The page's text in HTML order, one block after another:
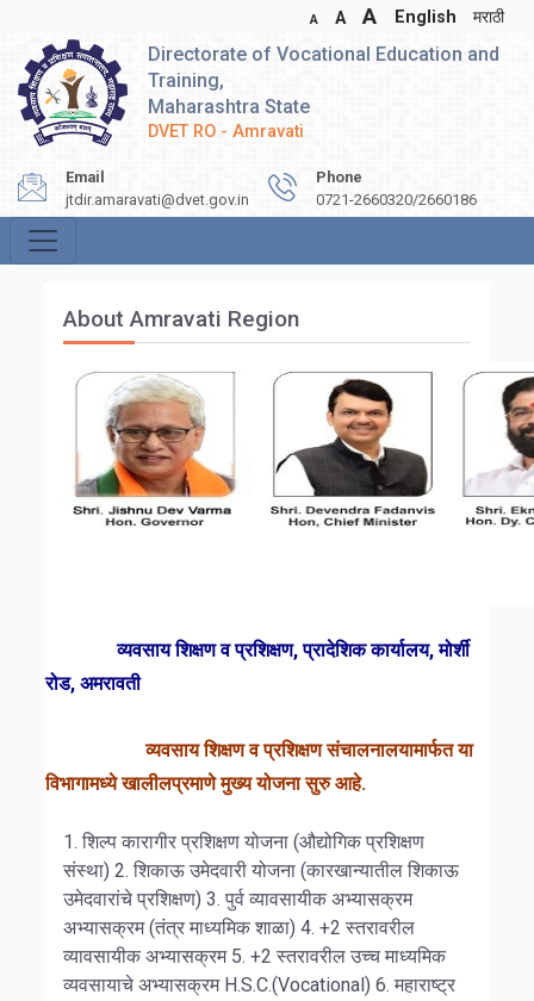
A A A English मराठी
Directorate of Vocational Education and
Training,
Maharashtra State
DVET RO - Amravati
Email
jtdir.amaravati@dvet.gov.in
Phone
0721-2660320/2660186
About Amravati Region
व्यवसाय शिक्षण व प्रशिक्षण, प्रादेशिक कार्यालय, मोर्शी
रोड, अमरावती
व्यवसाय शिक्षण व प्रशिक्षण संचालनालयामार्फत या
विभागामध्ये खालीलप्रमाणे मुख्य योजना सुरु आहे.
1. शिल्प कारागीर प्रशिक्षण योजना (औद्योगिक प्रशिक्षण
संस्था) 2. शिकाऊ उमेदवारी योजना (कारखान्यातील शिकाऊ
उमेदवारांचे प्रशिक्षण) 3. पुर्व व्यावसायीक अभ्यासक्रम
अभ्यासक्रम (तंत्र माध्यमिक शाळा) 4. +2 स्तरावरील
व्यावसायीक अभ्यासक्रम 5. +2 स्तरावरील उच्च माध्यमिक
व्यवसायाचे अभ्यासक्रम H.S.C.(Vocational) 6. महाराष्ट्र